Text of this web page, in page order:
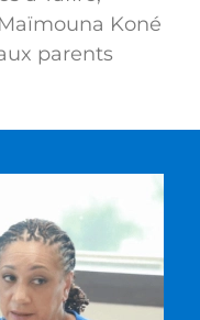
Koné
parents